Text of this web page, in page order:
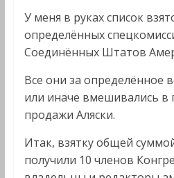
У меня в руках список
определённых
Соединённых Штатов
Все они за определённое
или иначе вмешивались в
продажи Аляски.
Итак, взятку общей
получили 10 членов